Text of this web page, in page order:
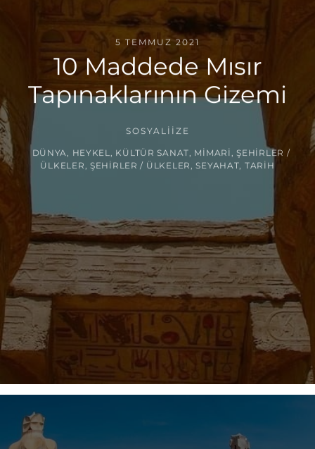
5 TEMMUZ 2021
10 Maddede Mısır
Tapınaklarının Gizemi
SOSYALIIZE
DÜNYA HEYKEL KÜLTÜR SANAT MIMARI
ŞEHIRLER /
ÜLKELER
ŞEHIRLER / ÜLKELER SEYAHAT TARIH